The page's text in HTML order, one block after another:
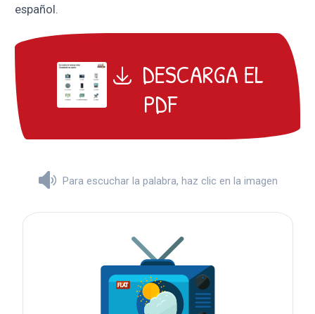
español.
DESCARGA EL
PDF
Para escuchar la palabra, haz clic en la imagen